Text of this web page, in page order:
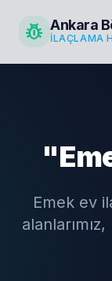
pest_control Ankara
İLAÇLAMA
Emek ev